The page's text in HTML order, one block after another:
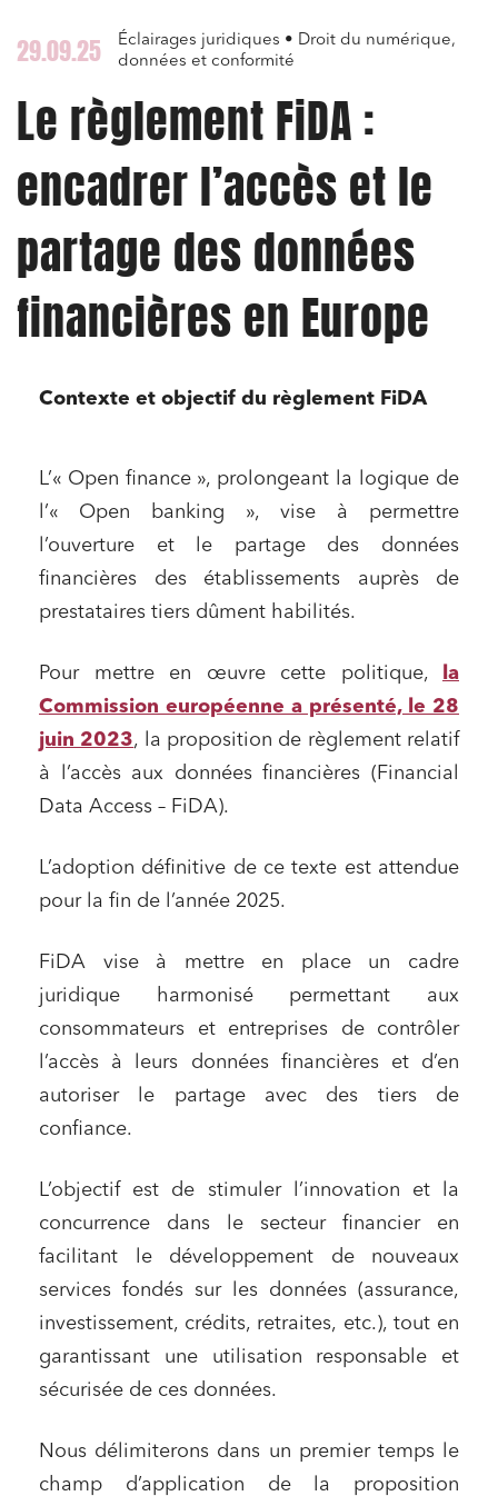
29.09.25
Éclairages juridiques • Droit du numérique,
données et conformité
Le règlement FiDA :
encadrer l’accès et le
partage des données
financières en Europe
Contexte et objectif du règlement FiDA
L’« Open finance », prolongeant la logique de
l’« Open banking », vise à permettre
l’ouverture et le partage des données
financières des établissements auprès de
prestataires tiers dûment habilités.
Pour mettre en œuvre cette politique,
la
Commission européenne a présenté, le 28
juin 2023, la proposition de règlement relatif
à l’accès aux données financières (Financial
Data Access – FiDA).
L’adoption définitive de ce texte est attendue
pour la fin de l’année 2025.
FiDA vise à mettre en place un cadre
juridique harmonisé permettant aux
consommateurs et entreprises de contrôler
l’accès à leurs données financières et d’en
autoriser le partage avec des tiers de
confiance.
L’objectif est de stimuler l’innovation et la
concurrence dans le secteur financier en
facilitant le développement de nouveaux
services fondés sur les données (assurance,
investissement, crédits, retraites, etc.), tout en
garantissant une utilisation responsable et
sécurisée de ces données.
Nous délimiterons dans un premier temps le
champ d’application de la proposition